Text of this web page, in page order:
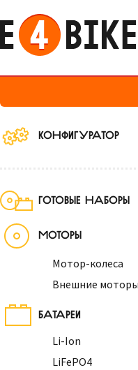
КОНФИГУРАТОР
ГОТОВЫЕ НАБОРЫ
МОТОРЫ
Мотор-колеса
Внешние моторы
БАТАРЕИ
Li-Ion
LiFePO4